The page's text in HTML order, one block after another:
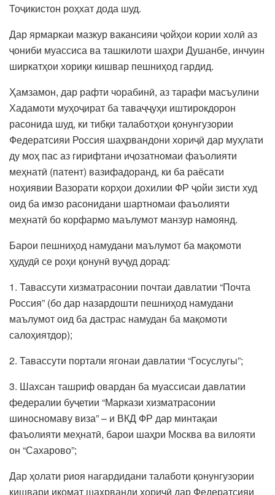
Тоҷикистон роҳхат дода шуд.
Дар ярмаркаи мазкур вакансияи ҷойҳои кории холӣ аз
ҷониби муассиса ва ташкилоти шаҳри Душанбе, инчуин
ширкатҳои хориқи кишвар пешниҳод гардид.
Ҳамзамон, дар рафти чорабинӣ, аз тарафи масъулини
Хадамоти муҳоҷират ба таваҷҷуҳи иштирокдорон
расонида шуд, ки тибқи талаботҳои қонунгузории
Федератсияи Россия шаҳрвандони хориҷӣ дар муҳлати
ду моҳ пас аз гирифтани иҷозатномаи фаъолияти
меҳнатӣ (патент) вазифадоранд, ки ба раёсати
ноҳиявии Вазорати корҳои дохилии ФР ҷойи зисти худ
оид ба имзо расонидани шартномаи фаъолияти
меҳнатӣ бо корфармо маълумот манзур намоянд.
Барои пешниҳод намудани маълумот ба мақомоти
ҳудудӣ се роҳи қонунӣ вуҷуд дорад:
1. Тавассути хизматрасонии почтаи давлатии “Почта
Россия” (бо дар назардошти пешниҳод намудани
маълумот оид ба дастрас намудан ба мақомоти
салоҳиятдор);
2. Тавассути портали ягонаи давлатии “Госуслугы”;
3. Шахсан ташриф овардан ба муассисаи давлатии
федералии буҷетии “Маркази хизматрасонии
шиносномаву виза” – и ВКД ФР дар минтақаи
фаъолияти меҳнатӣ, барои шаҳри Москва ва вилояти
он “Сахарово”;
Дар ҳолати риоя нагардидани талаботи қонунгузории
кишвари иқомат шаҳрванди хориҷӣ дар Федератсияи